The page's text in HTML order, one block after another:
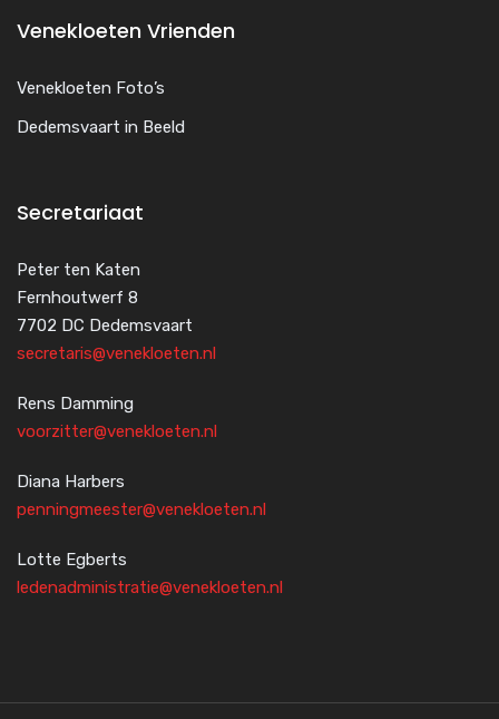
Venekloeten Vrienden
Venekloeten Foto’s
Dedemsvaart in Beeld
Secretariaat
Peter ten Katen
Fernhoutwerf 8
7702 DC Dedemsvaart
secretaris@venekloeten.nl
Rens Damming
voorzitter@venekloeten.nl
Diana Harbers
penningmeester@venekloeten.nl
Lotte Egberts
ledenadministratie@venekloeten.nl